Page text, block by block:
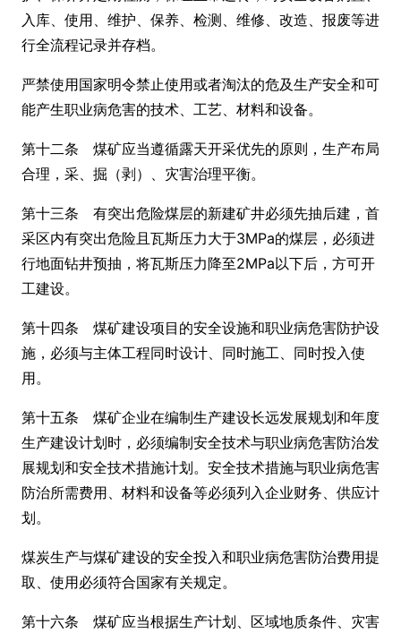
入库、使用、维护、保养、检测、维修、改造、报废等进
行全流程记录并存档。
严禁使用国家明令禁止使用或者淘汰的危及生产安全和可
能产生职业病危害的技术、工艺、材料和设备。
第十二条 煤矿应当遵循露天开采优先的原则，生产布局
合理，采、掘（剥）、灾害治理平衡。
第十三条 有突出危险煤层的新建矿井必须先抽后建，首
采区内有突出危险且瓦斯压力大于3MPa的煤层，必须进
行地面钻井预抽，将瓦斯压力降至2MPa以下后，方可开
工建设。
第十四条 煤矿建设项目的安全设施和职业病危害防护设
施，必须与主体工程同时设计、同时施工、同时投入使
用。
第十五条 煤矿企业在编制生产建设长远发展规划和年度
生产建设计划时，必须编制安全技术与职业病危害防治发
展规划和安全技术措施计划。安全技术措施与职业病危害
防治所需费用、材料和设备等必须列入企业财务、供应计
划。
煤炭生产与煤矿建设的安全投入和职业病危害防治费用提
取、使用必须符合国家有关规定。
第十六条 煤矿应当根据生产计划、区域地质条件、灾害